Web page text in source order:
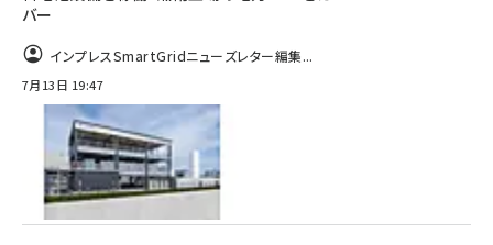
バー
インプレスSmartGridニューズレター編集...
7月13日 19:47